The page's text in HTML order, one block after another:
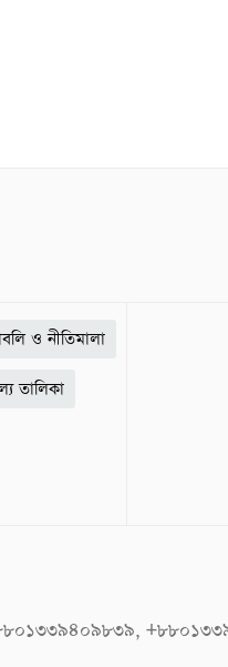
ও নীতিমালা
তালিকা
+৮৮০১৩৩৯৪০৯৮৩৯,